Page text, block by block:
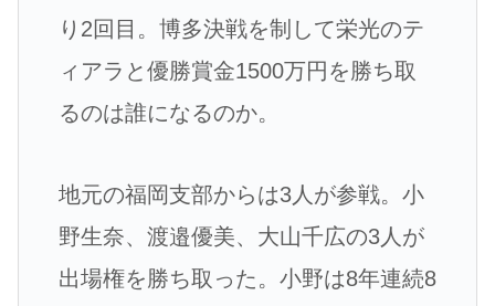
り2回目。博多決戦を制して栄光のテ
ィアラと優勝賞金1500万円を勝ち取
るのは誰になるのか。
地元の福岡支部からは3人が参戦。小
野生奈、渡邉優美、大山千広の3人が
出場権を勝ち取った。小野は8年連続8